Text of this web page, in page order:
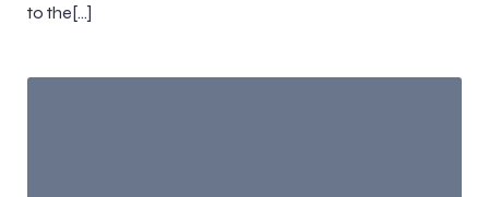
to the[…]